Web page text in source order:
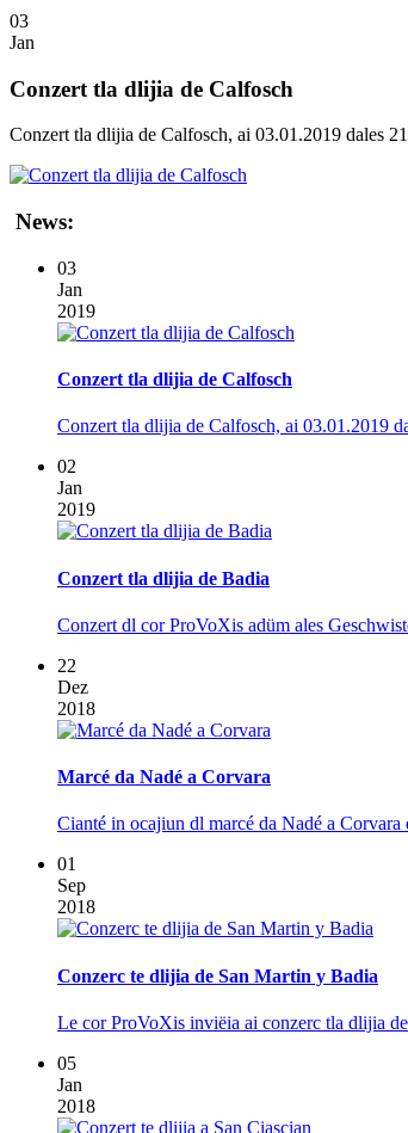
03
Jan
Conzert tla dlijia de Calfosch
Conzert tla dlijia de Calfosch, ai 03.01.2019 dales
News:
03
Jan
2019
Conzert tla dlijia de Calfosch
Conzert tla dlijia de Calfosch, ai 03.01.2019
02
Jan
2019
Conzert tla dlijia de Badia
Conzert dl cor ProVoXis adüm ales
22
Dez
2018
Marcé da Nadé a Corvara
Cianté in ocajiun dl marcé da Nadé a Corvara
01
Sep
2018
Conzerc te dlijia de San Martin y Badia
Le cor ProVoXis inviëia ai conzerc tla dlijia
05
Jan
2018